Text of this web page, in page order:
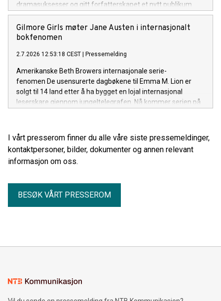
dramasuksesser og gitt forfatterskapet et nytt publikum
både i Norge og internasjonalt. Onsdag 29. juli fyller han 80
år.
Gilmore Girls møter Jane Austen i internasjonalt
bokfenomen
2.7.2026 12:53:18 CEST Pressemelding
Amerikanske Beth Browers internasjonale serie-
fenomen De usensurerte dagbøkene til Emma M. Lion er
solgt til 14 land etter å ha bygget en lojal internasjonal
leserskare gjennom jungeltelegrafen. Nå kommer serien på
I vårt presserom finner du alle våre siste pressemeldinger,
kontaktpersoner, bilder, dokumenter og annen relevant
informasjon om oss.
BESØK VÅRT PRESSEROM